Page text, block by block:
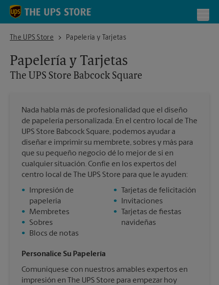
Skip to content
Return to Nav
The UPS Store
The UPS Store Babcock Square
Papelería y Tarjetas
Papelería y Tarjetas
The UPS Store Babcock Square
Nada habla más de profesionalidad que el diseño
de papelería personalizada. En el centro local de The
UPS Store Babcock Square, podemos ayudar a
diseñar e imprimir su membrete, sobres y más para
que su pequeño negocio dé lo mejor de sí en
cualquier situación. Confíe en los expertos del
centro local de The UPS Store para que le ayuden:
•
Impresión de
papelería
•
Membretes
•
Sobres
•
Blocs de notas
•
Tarjetas de felicitación
•
Invitaciones
•
Tarjetas de fiestas
navideñas
Personalice Su Papelería
Comuníquese con nuestros amables expertos en
impresión en The UPS Store para empezar hoy